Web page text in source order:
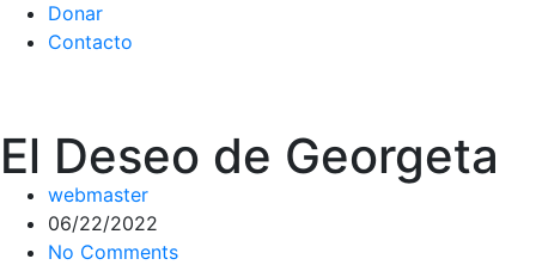
Donar
Contacto
El Deseo de Georgeta
webmaster
06/22/2022
No Comments